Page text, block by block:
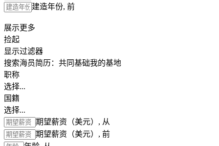
建造年份, 前
展示更多
捡起
显示过滤器
搜索海员简历： 共同基础我的基地
职称
选择...
国籍
选择...
期望薪资（美元）, 从
期望薪资（美元）, 前